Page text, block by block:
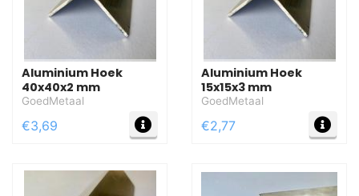
Aluminium Hoek
40x40x2 mm
GoedMetaal
€3,69 MEER INFO
Aluminium Hoek
15x15x3 mm
GoedMetaal
€2,77